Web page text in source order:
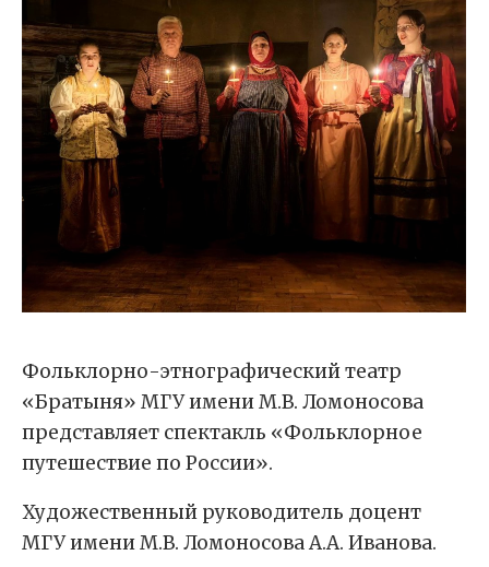
Фольклорно-этнографический театр
«Братыня» МГУ имени М.В. Ломоносова
представляет спектакль «Фольклорное
путешествие по России».
Художественный руководитель доцент
МГУ имени М.В. Ломоносова А.А. Иванова.